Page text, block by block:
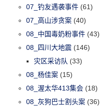
07_钓友遇袭事件 (61)
07_高山涉贪案 (40)
08_中国毒奶粉事件 (43)
08_四川大地震 (146)
灾区采访队 (33)
08_杨佳案 (15)
08_渥太华413集会 (18)
08_灰狗巴士割头案 (36)